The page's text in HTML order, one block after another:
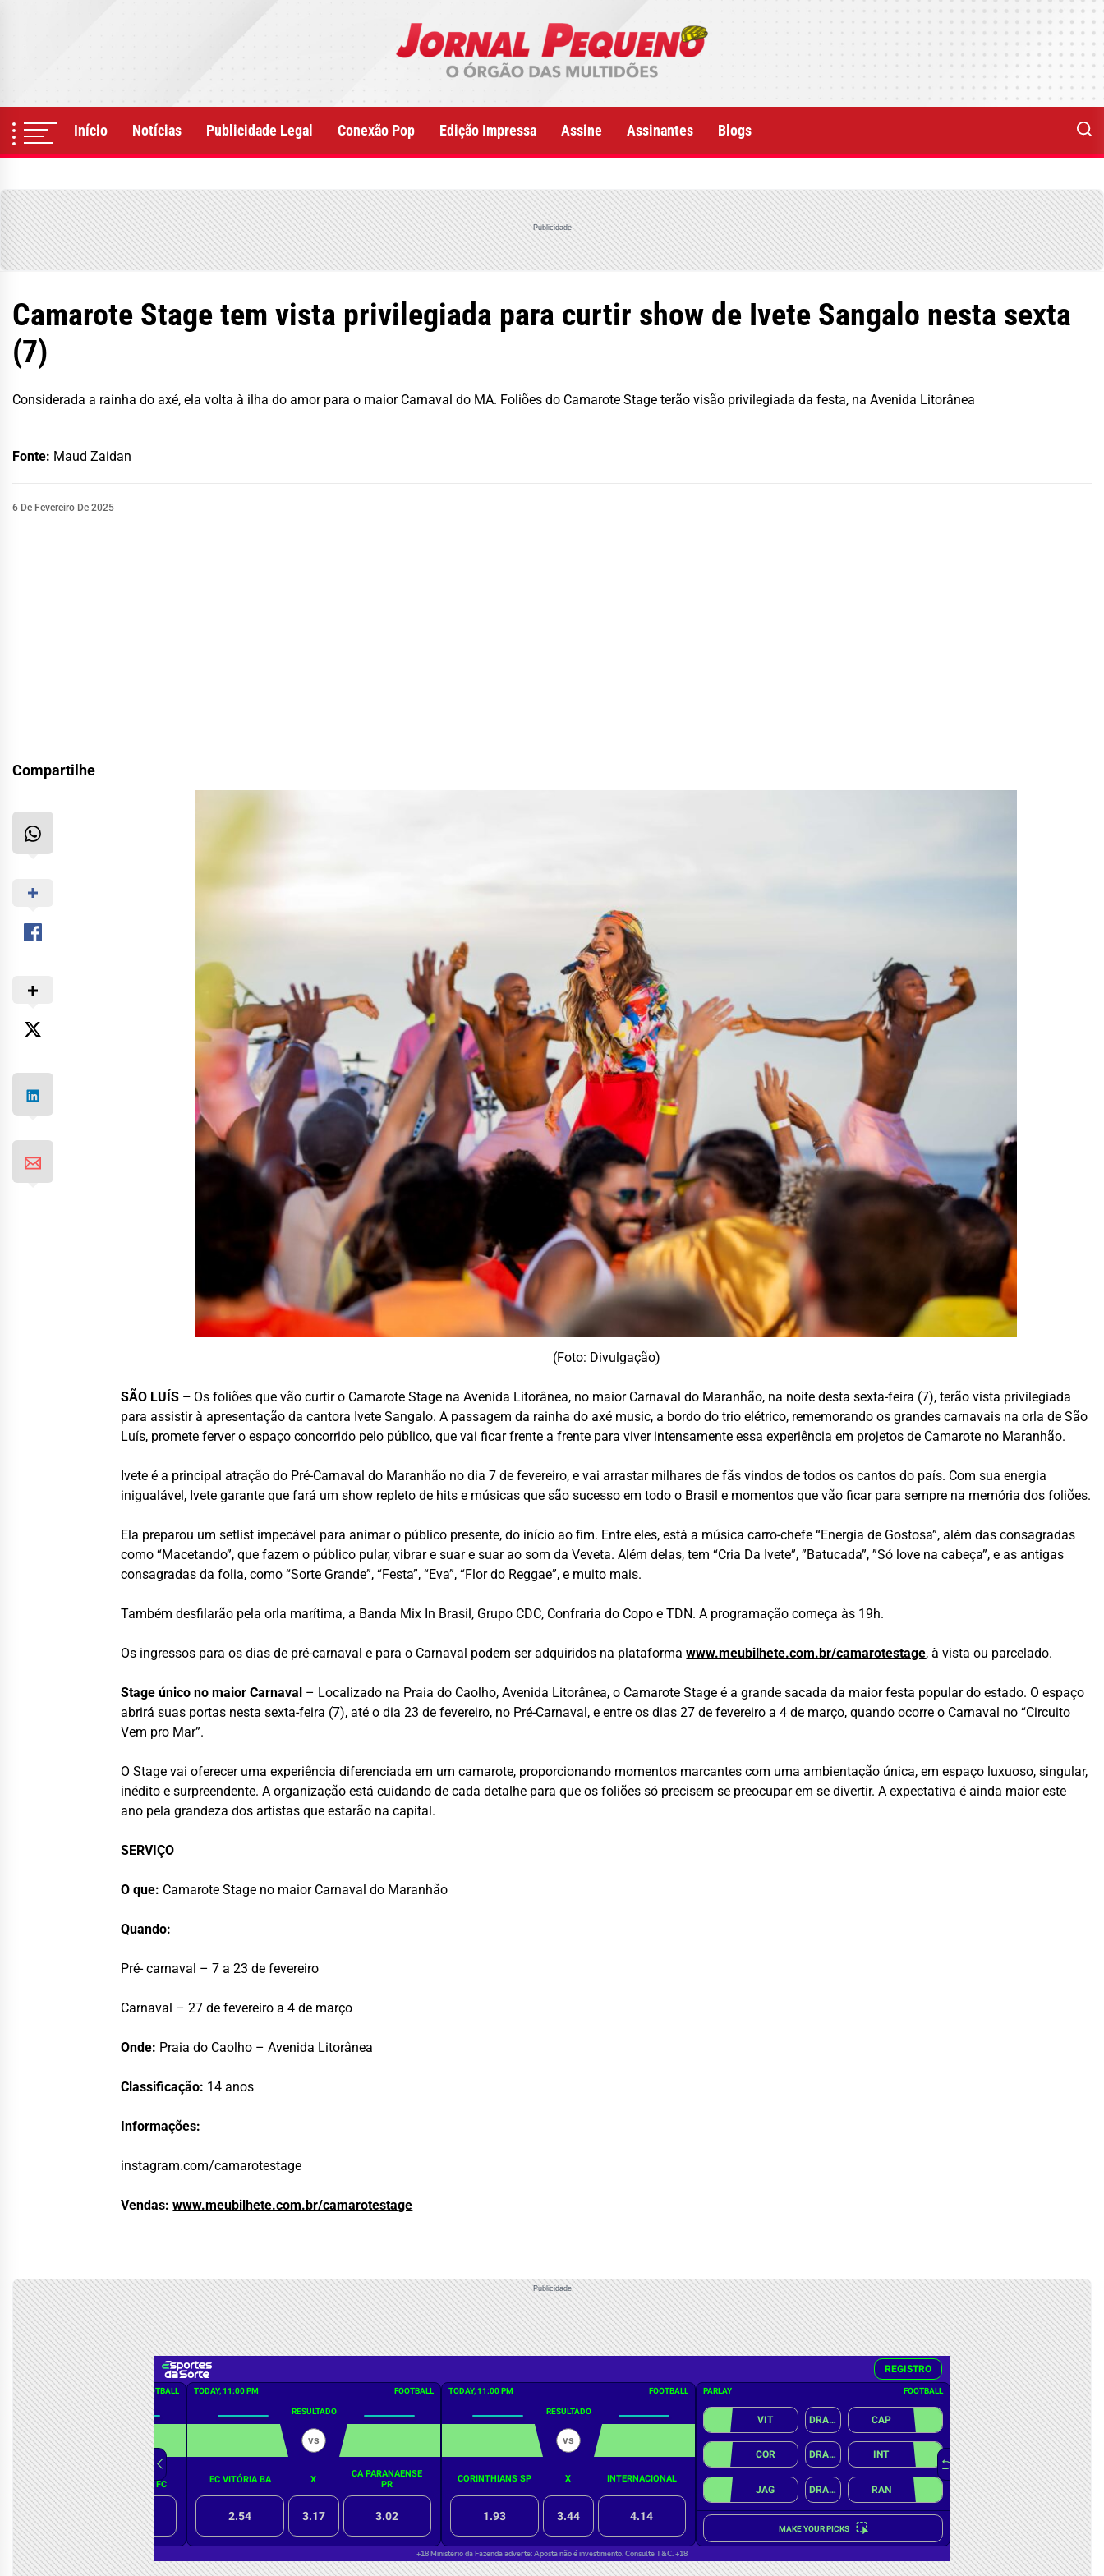
Início Notícias Publicidade Legal Conexão Pop Edição Impressa Assine Assinantes Blogs
Publicidade
Camarote Stage tem vista privilegiada para curtir show de Ivete Sangalo nesta sexta
(7)
Considerada a rainha do axé, ela volta à ilha do amor para o maior Carnaval do MA. Foliões do Camarote Stage terão visão privilegiada da festa, na Avenida Litorânea
Fonte: Maud Zaidan
6 De Fevereiro De 2025
Compartilhe
(Foto: Divulgação)
SÃO LUÍS – Os foliões que vão curtir o Camarote Stage na Avenida Litorânea, no maior Carnaval do Maranhão, na noite desta sexta-feira (7), terão vista privilegiada
para assistir à apresentação da cantora Ivete Sangalo. A passagem da rainha do axé music, a bordo do trio elétrico, rememorando os grandes carnavais na orla de São
Luís, promete ferver o espaço concorrido pelo público, que vai ficar frente a frente para viver intensamente essa experiência em projetos de Camarote no Maranhão.
Ivete é a principal atração do Pré-Carnaval do Maranhão no dia 7 de fevereiro, e vai arrastar milhares de fãs vindos de todos os cantos do país. Com sua energia
inigualável, Ivete garante que fará um show repleto de hits e músicas que são sucesso em todo o Brasil e momentos que vão ficar para sempre na memória dos foliões.
Ela preparou um setlist impecável para animar o público presente, do início ao fim. Entre eles, está a música carro-chefe “Energia de Gostosa”, além das consagradas
como “Macetando”, que fazem o público pular, vibrar e suar e suar ao som da Veveta. Além delas, tem “Cria Da Ivete”, ”Batucada”, ”Só love na cabeça”, e as antigas
consagradas da folia, como “Sorte Grande”, “Festa”, “Eva”, “Flor do Reggae”, e muito mais.
Também desfilarão pela orla marítima, a Banda Mix In Brasil, Grupo CDC, Confraria do Copo e TDN. A programação começa às 19h.
Os ingressos para os dias de pré-carnaval e para o Carnaval podem ser adquiridos na plataformawww.meubilhete.com.br/camarotestage, à vista ou parcelado.
Stage único no maior Carnaval – Localizado na Praia do Caolho, Avenida Litorânea, o Camarote Stage é a grande sacada da maior festa popular do estado. O espaço
abrirá suas portas nesta sexta-feira (7), até o dia 23 de fevereiro, no Pré-Carnaval, e entre os dias 27 de fevereiro a 4 de março, quando ocorre o Carnaval no “Circuito
Vem pro Mar”.
O Stage vai oferecer uma experiência diferenciada em um camarote, proporcionando momentos marcantes com uma ambientação única, em espaço luxuoso, singular,
inédito e surpreendente. A organização está cuidando de cada detalhe para que os foliões só precisem se preocupar em se divertir. A expectativa é ainda maior este
ano pela grandeza dos artistas que estarão na capital.
SERVIÇO
O que: Camarote Stage no maior Carnaval do Maranhão
Quando:
Pré- carnaval – 7 a 23 de fevereiro
Carnaval – 27 de fevereiro a 4 de março
Onde: Praia do Caolho – Avenida Litorânea
Classificação: 14 anos
Informações:
instagram.com/camarotestage
Vendas: www.meubilhete.com.br/camarotestage
Publicidade